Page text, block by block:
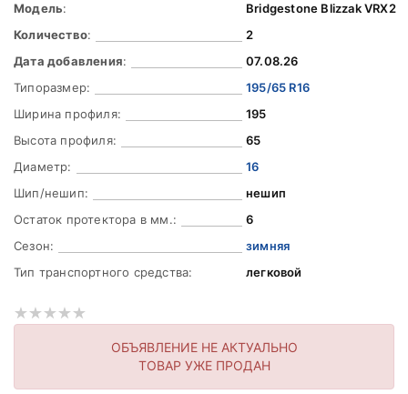
Модель:
Bridgestone Blizzak VRX2
Количество:
2
Дата добавления:
07.08.26
Типоразмер:
195/65 R16
Ширина профиля:
195
Высота профиля:
65
Диаметр:
16
Шип/нешип:
нешип
Остаток протектора в мм.:
6
Сезон:
зимняя
Тип транспортного средства:
легковой
ОБЪЯВЛЕНИЕ НЕ АКТУАЛЬНО
ТОВАР УЖЕ ПРОДАН